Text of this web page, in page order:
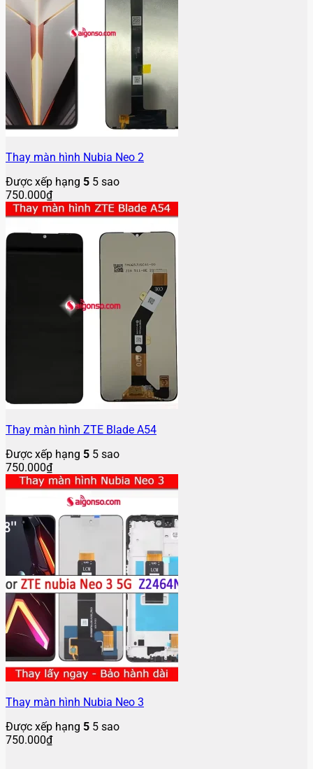
Thay màn hình Nubia Neo 2
Được xếp hạng 5 5 sao
750.000₫
Thay màn hình ZTE Blade A54
Được xếp hạng 5 5 sao
750.000₫
Thay màn hình Nubia Neo 3
Được xếp hạng 5 5 sao
750.000₫